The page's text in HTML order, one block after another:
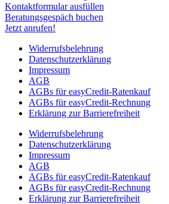
Kontaktformular ausfüllen
Beratungsgespäch buchen
Jetzt anrufen!
Widerrufsbelehrung
Datenschutzerklärung
Impressum
AGB
AGBs für easyCredit-Ratenkauf
AGBs für easyCredit-Rechnung
Erklärung zur Barrierefreiheit
Widerrufsbelehrung
Datenschutzerklärung
Impressum
AGB
AGBs für easyCredit-Ratenkauf
AGBs für easyCredit-Rechnung
Erklärung zur Barrierefreiheit